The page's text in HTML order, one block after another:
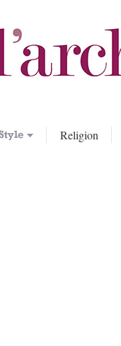
Religion